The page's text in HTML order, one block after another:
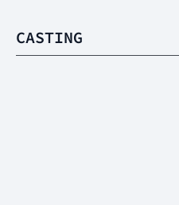
CASTING